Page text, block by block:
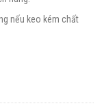
nếu keo kém chất